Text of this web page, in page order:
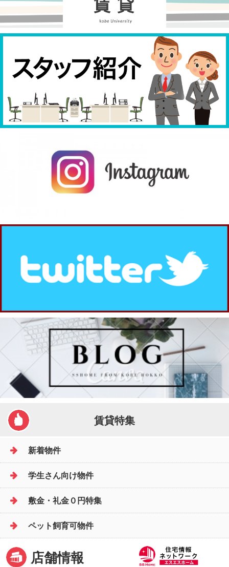
賃貸特集
新着物件
学生さん向け物件
敷金・礼金０円特集
ペット飼育可物件
店舗情報